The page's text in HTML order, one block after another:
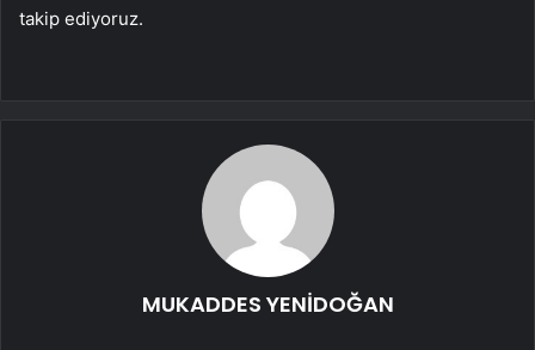
takip ediyoruz.
MUKADDES YENİDOĞAN